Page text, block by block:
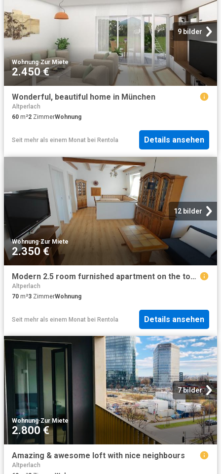
9 bilder
Wohnung·Zur Miete
2.450 €
Wonderful, beautiful home in München
Altperlach
60 m²2 ZimmerWohnung
Seit mehr als einem Monat bei Rentola Details ansehen
12 bilder
Wohnung·Zur Miete
2.350 €
Modern 2.5 room furnished apartment on the top floor with large balcony & underground parking in Munich Harlaching
Altperlach
70 m²3 ZimmerWohnung
Seit mehr als einem Monat bei Rentola Details ansehen
7 bilder
Wohnung·Zur Miete
2.800 €
Amazing & awesome loft with nice neighbours
Altperlach